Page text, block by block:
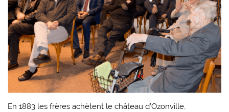
En 1883 les frères achètent le château d’Ozonville,